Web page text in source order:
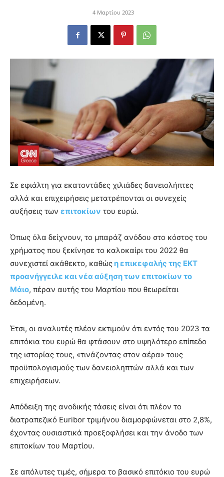
4 Μαρτίου 2023
Σε εφιάλτη για εκατοντάδες χιλιάδες δανειολήπτες
αλλά και επιχειρήσεις μετατρέπονται οι συνεχείς
αυξήσεις των επιτοκίων του ευρώ.
Όπως όλα δείχνουν, το μπαράζ ανόδου στο κόστος του
χρήματος που ξεκίνησε το καλοκαίρι του 2022 θα
συνεχιστεί ακάθεκτο, καθώς η επικεφαλής της ΕΚΤ
προανήγγειλε και νέα αύξηση των επιτοκίων το
Μάιο, πέραν αυτής του Μαρτίου που θεωρείται
δεδομένη.
Έτσι, οι αναλυτές πλέον εκτιμούν ότι εντός του 2023 τα
επιτόκια του ευρώ θα φτάσουν στο υψηλότερο επίπεδο
της ιστορίας τους, «τινάζοντας στον αέρα» τους
προϋπολογισμούς των δανειοληπτών αλλά και των
επιχειρήσεων.
Απόδειξη της ανοδικής τάσεις είναι ότι πλέον το
διατραπεζικό Euribor τριμήνου διαμορφώνεται στο 2,8%,
έχοντας ουσιαστικά προεξοφλήσει και την άνοδο των
επιτοκίων του Μαρτίου.
Σε απόλυτες τιμές, σήμερα το βασικό επιτόκιο του ευρώ